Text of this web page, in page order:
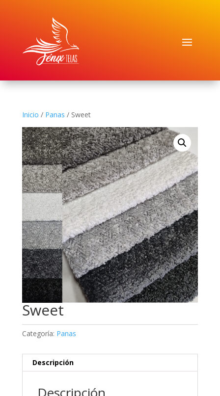
Inicio / Panas / Sweet
Sweet
Categoría: Panas
Descripción